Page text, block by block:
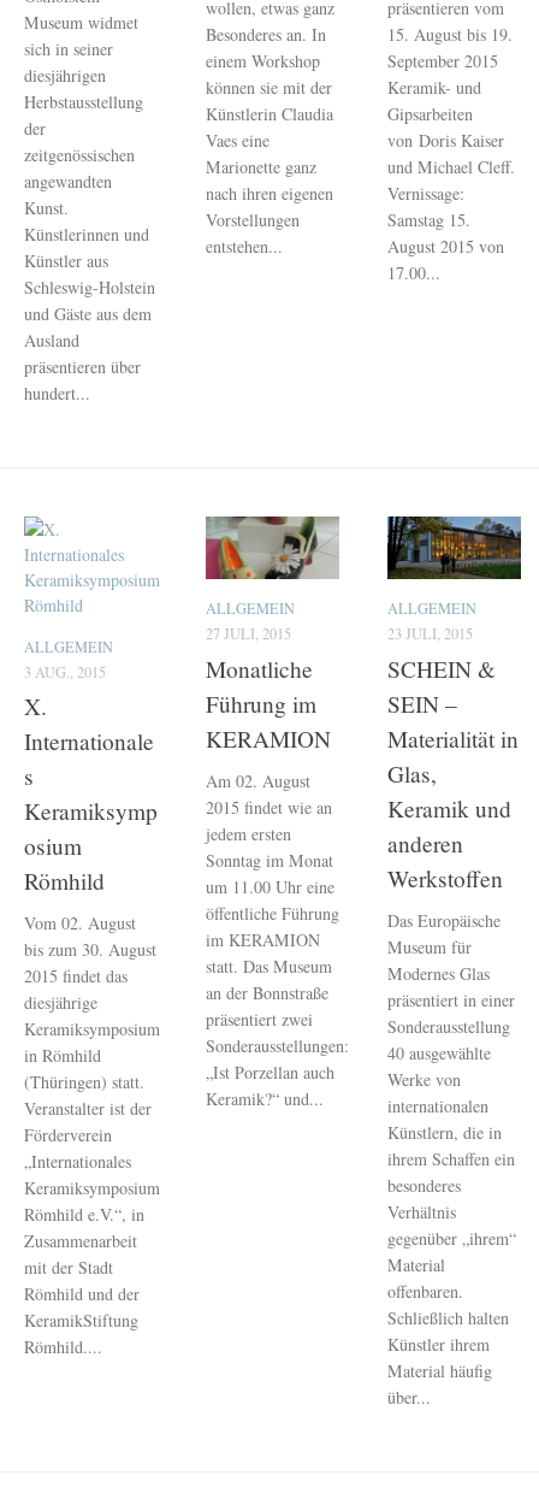
Museum widmet
sich in seiner
diesjährigen
Herbstausstellung
der
zeitgenössischen
angewandten
Kunst.
Künstlerinnen und
Künstler aus
Schleswig-Holstein
und Gäste aus dem
Ausland
präsentieren über
hundert...
wollen, etwas ganz
Besonderes an. In
einem Workshop
können sie mit der
Künstlerin Claudia
Vaes eine
Marionette ganz
nach ihren eigenen
Vorstellungen
entstehen...
präsentieren vom
15. August bis 19.
September 2015
Keramik- und
Gipsarbeiten
von Doris Kaiser
und Michael Cleff.
Vernissage:
Samstag 15.
August 2015 von
17.00...
ALLGEMEIN
3 AUG., 2015
X.
Internationale
s
Keramiksymp
osium
Römhild
Vom 02. August
bis zum 30. August
2015 findet das
diesjährige
Keramiksymposium
in Römhild
(Thüringen) statt.
Veranstalter ist der
Förderverein
„Internationales
Keramiksymposium
Römhild e.V.“, in
Zusammenarbeit
mit der Stadt
Römhild und der
KeramikStiftung
Römhild....
ALLGEMEIN
27 JULI, 2015
Monatliche
Führung im
KERAMION
Am 02. August
2015 findet wie an
jedem ersten
Sonntag im Monat
um 11.00 Uhr eine
öffentliche Führung
im KERAMION
statt. Das Museum
an der Bonnstraße
präsentiert zwei
Sonderausstellungen:
„Ist Porzellan auch
Keramik?“ und...
ALLGEMEIN
23 JULI, 2015
SCHEIN &
SEIN –
Materialität in
Glas,
Keramik und
anderen
Werkstoffen
Das Europäische
Museum für
Modernes Glas
präsentiert in einer
Sonderausstellung
40 ausgewählte
Werke von
internationalen
Künstlern, die in
ihrem Schaffen ein
besonderes
Verhältnis
gegenüber „ihrem“
Material
offenbaren.
Schließlich halten
Künstler ihrem
Material häufig
über...